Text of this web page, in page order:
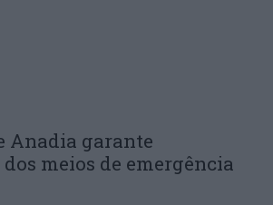
Anadia garante
meios de emergência